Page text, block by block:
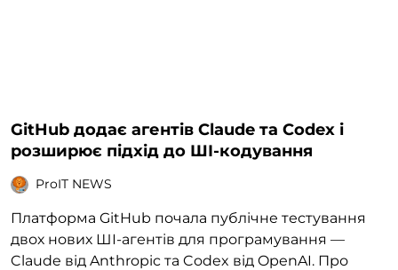
GitHub додає агентів Claude та Codex і
розширює підхід до ШІ-кодування
ProIT NEWS
Платформа GitHub почала публічне тестування
двох нових ШІ-агентів для програмування —
Claude від Anthropic та Codex від OpenAI. Про